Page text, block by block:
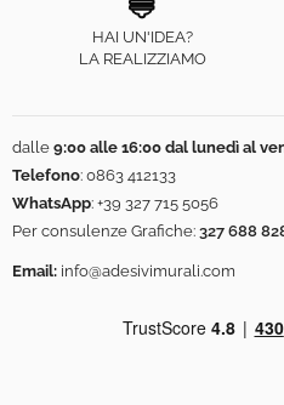
HAI UN'IDEA?
LA REALIZZIAMO
dalle 9:00 alle 16:00 dal lunedì al
Telefono: 0863 412133
WhatsApp: +39 327 715 5056
Per consulenze Grafiche: 327 688
Email: info@adesivimurali.com